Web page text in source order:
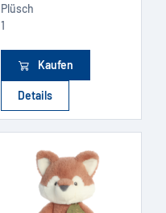
Plüsch
1
Kaufen
Details